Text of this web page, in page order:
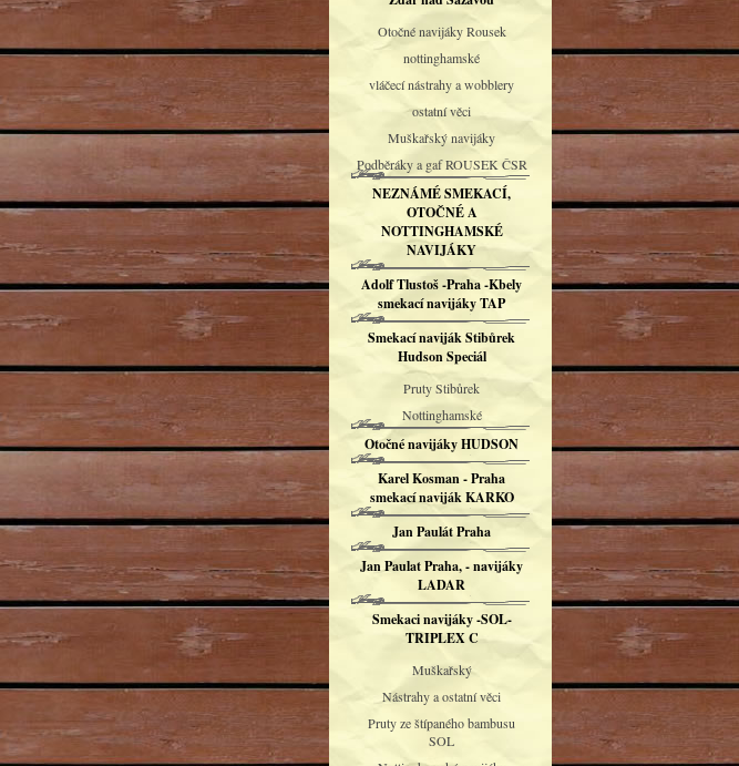
Otočné navijáky Rousek
nottinghamské
vláčecí nástrahy a wobblery
ostatní věci
Muškařský navijáky
Podběráky a gaf ROUSEK ČSR
NEZNÁMÉ SMEKACÍ,
OTOČNÉ A
NOTTINGHAMSKÉ
NAVIJÁKY
Adolf Tlustoš -Praha -Kbely
smekací navijáky TAP
Smekací naviják Stibůrek
Hudson Speciál
Pruty Stibůrek
Nottinghamské
Otočné navijáky HUDSON
Karel Kosman - Praha
smekací naviják KARKO
Jan Paulát Praha
Jan Paulat Praha, - navijáky
LADAR
Smekaci navijáky -SOL-
TRIPLEX C
Muškařský
Nástrahy a ostatní věci
Pruty ze štípaného bambusu
SOL